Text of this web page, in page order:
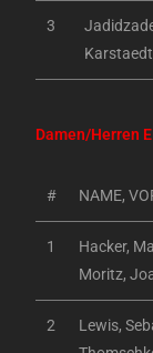
3
Damen/Herren
# NAME,
1
Hacker,
Moritz,
2
Lewis,